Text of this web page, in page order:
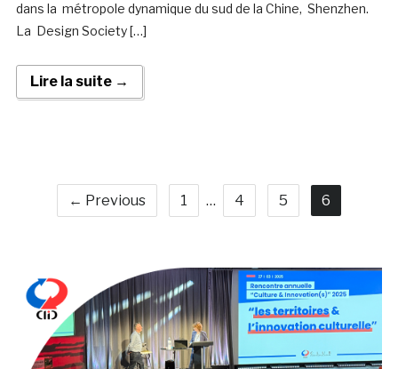
dans la métropole dynamique du sud de la Chine, Shenzhen.
La Design Society […]
Lire la suite →
← Previous 1 … 4 5 6